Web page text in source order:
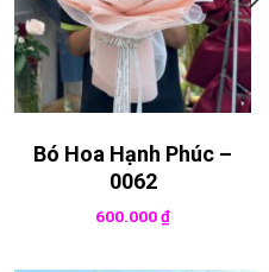
Bó Hoa Hạnh Phúc –
0062
600.000₫